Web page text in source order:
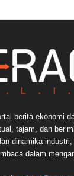
berita ekonomi
tajam, dan
dinamika
dalam